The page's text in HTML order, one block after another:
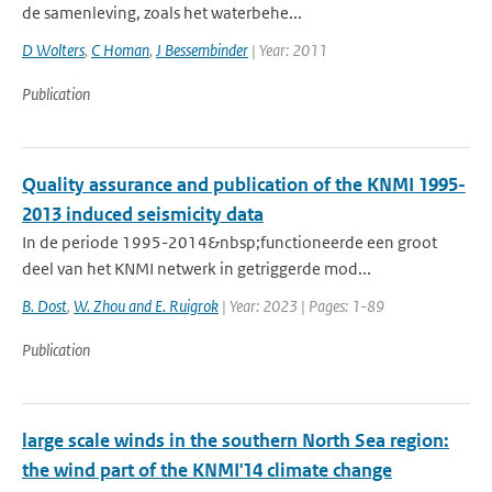
de samenleving, zoals het waterbehe...
D Wolters, C Homan, J Bessembinder | Year: 2011
Publication
Quality assurance and publication of the KNMI 1995-
2013 induced seismicity data
In de periode 1995-2014&nbsp;functioneerde een groot
deel van het KNMI netwerk in getriggerde mod...
B. Dost, W. Zhou and E. Ruigrok | Year: 2023 | Pages: 1-89
Publication
large scale winds in the southern North Sea region:
the wind part of the KNMI'14 climate change